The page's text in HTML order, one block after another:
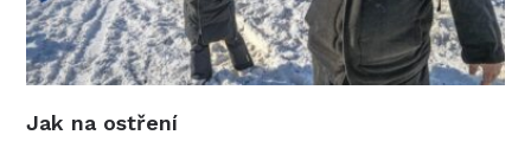
Jak na ostření